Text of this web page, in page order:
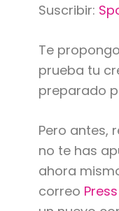
Suscribir:
Te
prueba tu
preparado
Pero antes,
no te has
ahora
correo